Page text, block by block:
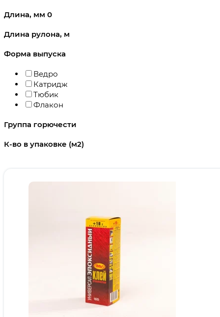
Длина, мм 0
Длина рулона, м
Форма выпуска
Ведро
Катридж
Тюбик
Флакон
Группа горючести
К-во в упаковке (м2)